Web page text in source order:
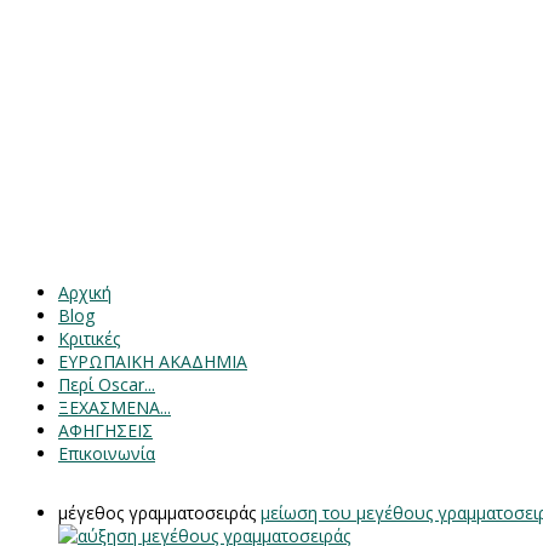
Αρχική
Blog
Κριτικές
ΕΥΡΩΠΑΙΚΗ ΑΚΑΔΗΜΙΑ
Περί Oscar...
ΞΕΧΑΣΜΕΝΑ...
ΑΦΗΓΗΣΕΙΣ
Επικοινωνία
μέγεθος γραμματοσειράς μείωση του μεγέθους